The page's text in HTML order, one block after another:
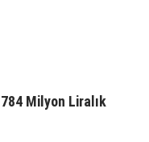
Milyon Liralık